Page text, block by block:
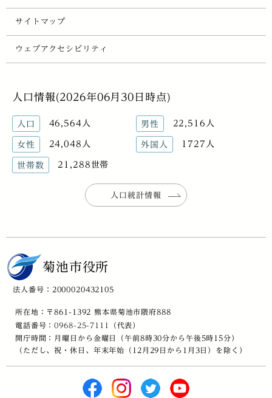
サイトマップ
ウェブアクセシビリティ
人口情報(2026年06月30日時点)
人口 46,564人 男性 22,516人
女性 24,048人 外国人 1727人
世帯数 21,288世帯
人口統計情報
菊池市役所
法人番号：2000020432105
所在地：〒861-1392 熊本県菊池市隈府888
電話番号：0968-25-7111
（代表）
開庁時間：月曜日から金曜日（午前8時30分から午後5時15分）
（ただし、祝・休日、年末年始（12月29日から1月3日）を除く）